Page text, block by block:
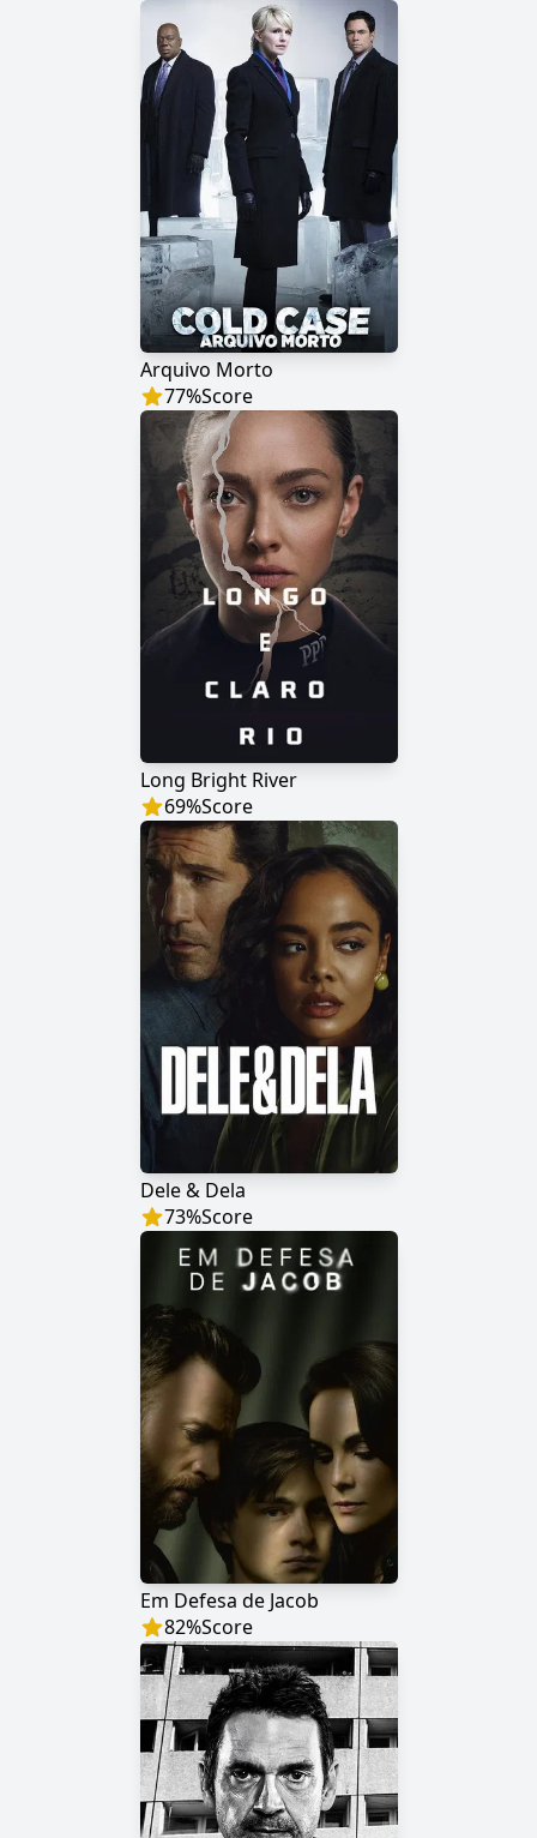
Arquivo Morto
77%Score
Long Bright River
69%Score
Dele & Dela
73%Score
Em Defesa de Jacob
82%Score